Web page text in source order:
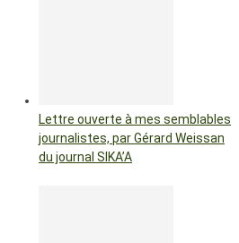
Lettre ouverte à mes semblables
journalistes, par Gérard Weissan
du journal SIKA’A